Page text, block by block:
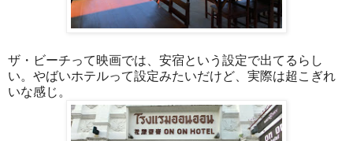
ザ・ビーチって映画では、安宿という設定で出てるらし
い。やばいホテルって設定みたいだけど、実際は超こぎれ
いな感じ。